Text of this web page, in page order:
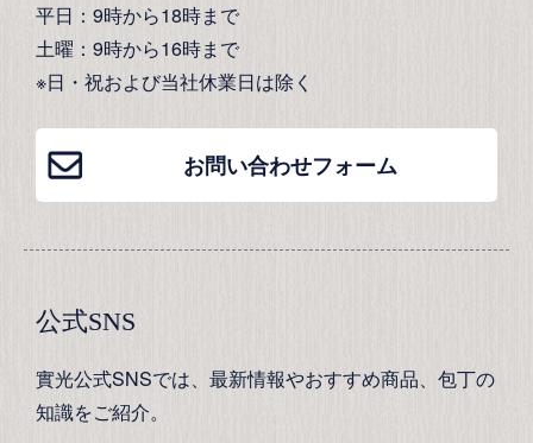
平日：9時から18時まで
土曜：9時から16時まで
※日・祝および当社休業日は除く
お問い合わせフォーム
公式SNS
實光公式SNSでは、最新情報やおすすめ商品、包丁の
知識をご紹介。